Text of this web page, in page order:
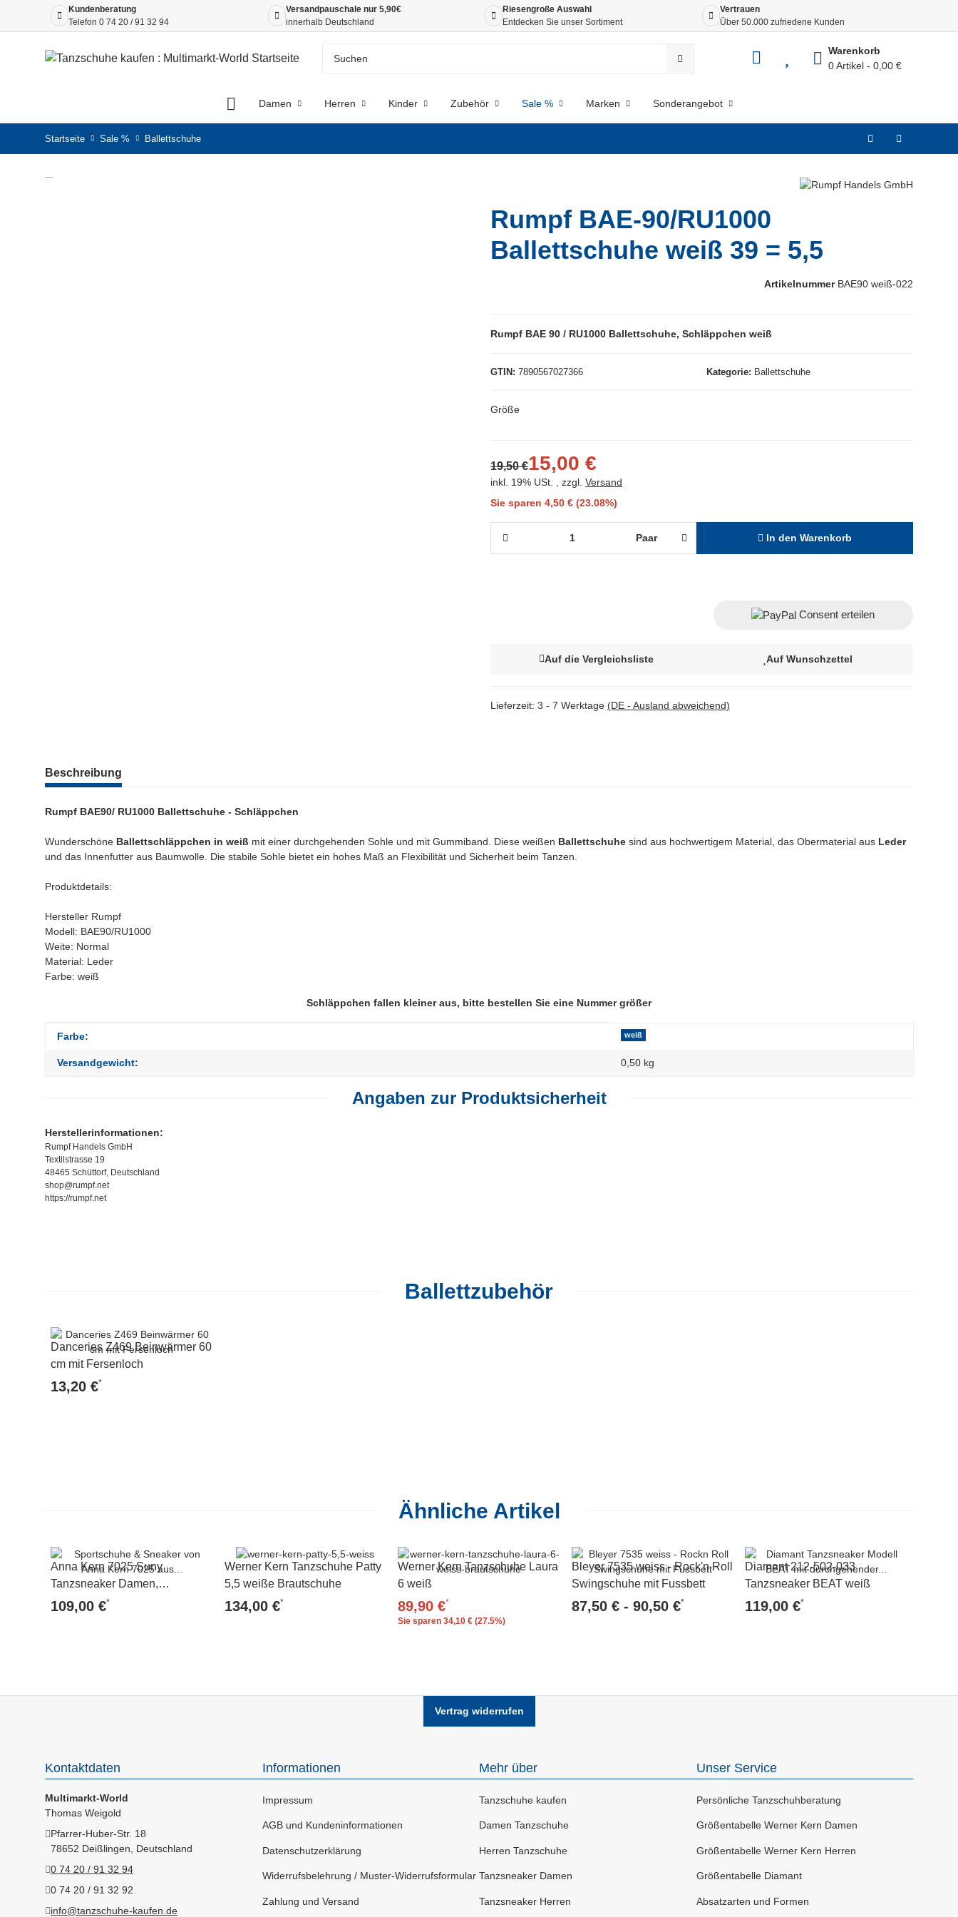
Kundenberatung
Telefon 0 74 20 / 91 32 94
Versandpauschale nur 5,90€
innerhalb Deutschland
Riesengroße Auswahl
Entdecken Sie unser Sortiment
Vertrauen
Über 50.000 zufriedene Kunden
Damen Herren Kinder Zubehör Sale % Marken Sonderangebot
Warenkorb
0 Artikel
0,00 €
Startseite Sale % Ballettschuhe
Rumpf BAE-90/RU1000
Ballettschuhe weiß 39 = 5,5
Artikelnummer BAE90 weiß-022
GTIN 7890567027366 Kategorie Ballettschuhe
Rumpf BAE 90 / RU1000 Ballettschuhe, Schläppchen weiß
Größe
15,00 €
19,50 €
inkl. 19% USt. , zzgl. Versand
Sie sparen 4,50 € (23.08%)
Auf die Vergleichsliste Auf Wunschzettel
Paar In den Warenkorb
Consent erteilen
Lieferzeit: 3 - 7 Werktage (DE - Ausland abweichend)
Beschreibung
Rumpf BAE90/ RU1000 Ballettschuhe - Schläppchen
Wunderschöne Ballettschläppchen in weiß mit einer durchgehenden Sohle und mit Gummiband. Diese weißen Ballettschuhe sind aus hochwertigem Material, das Obermaterial aus Leder
und das Innenfutter aus Baumwolle. Die stabile Sohle bietet ein hohes Maß an Flexibilität und Sicherheit beim Tanzen.
Produktdetails:
Hersteller Rumpf
Modell: BAE90/RU1000
Weite: Normal
Material: Leder
Farbe: weiß
Schläppchen fallen kleiner aus, bitte bestellen Sie eine Nummer größer
Produkteigenschaft
Wert
Farbe: weiß
Versandgewicht: 0,50 kg
Angaben zur Produktsicherheit
Herstellerinformationen:
Rumpf Handels GmbH
Textilstrasse 19
48465 Schüttorf, Deutschland
shop@rumpf.net
https://rumpf.net
Ballettzubehör
Danceries Z469 Beinwärmer 60
cm mit Fersenloch
13,20 €*
Ähnliche Artikel
Anna Kern 7025 Suny
Tanzsneaker Damen,
Nappaleder, Weiß
109,00 €*
Werner Kern Tanzschuhe Patty
5,5 weiße Brautschuhe
134,00 €*
Werner Kern Tanzschuhe Laura
6 weiß
89,90 €*
Sie sparen 34,10 € (27.5%)
Bleyer 7535 weiss - Rock'n Roll
Swingschuhe mit Fussbett
87,50 € 90,50 €*
Diamant 212-502-033
Tanzsneaker BEAT weiß
119,00 €*
Vertrag widerrufen
Kontaktdaten
Multimarkt-World
Thomas Weigold
Pfarrer-Huber-Str. 18
78652 Deißlingen, Deutschland
0 74 20 / 91 32 94
0 74 20 / 91 32 92
info@tanzschuhe-kaufen.de
Informationen
Impressum
AGB und Kundeninformationen
Datenschutzerklärung
Widerrufsbelehrung / Muster-Widerrufsformular
Zahlung und Versand
Mehr über
Tanzschuhe kaufen
Damen Tanzschuhe
Herren Tanzschuhe
Tanzsneaker Damen
Tanzsneaker Herren
Unser Service
Persönliche Tanzschuhberatung
Größentabelle Werner Kern Damen
Größentabelle Werner Kern Herren
Größentabelle Diamant
Absatzarten und Formen